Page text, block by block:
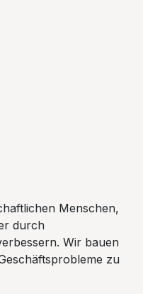
Menschen,
durch
Wir bauen
zu